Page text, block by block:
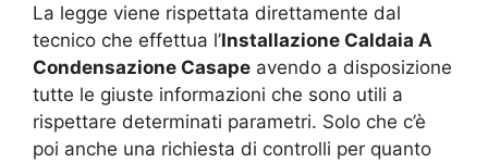
La legge viene rispettata direttamente dal
tecnico che effettua l’Installazione Caldaia A
Condensazione Casape avendo a disposizione
tutte le giuste informazioni che sono utili a
rispettare determinati parametri. Solo che c’è
poi anche una richiesta di controlli per quanto